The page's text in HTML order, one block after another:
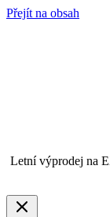
Přejít na obsah
Letní výprodej na